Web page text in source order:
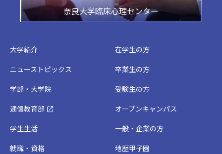
奈良大学臨床心理センター
大学紹介
ニューストピックス
学部・大学院
通信教育部
学生生活
就職・資格
在学生の方
卒業生の方
受験生の方
オープンキャンパス
一般・企業の方
地歴甲子園